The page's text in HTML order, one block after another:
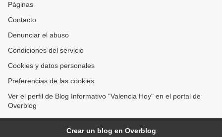
Páginas
Contacto
Denunciar el abuso
Condiciones del servicio
Cookies y datos personales
Preferencias de las cookies
Ver el perfil de Blog Informativo "Valencia Hoy" en el portal de
Overblog
Crear un blog en Overblog